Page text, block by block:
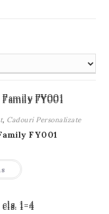
,Cadouri Personalizate
FY001